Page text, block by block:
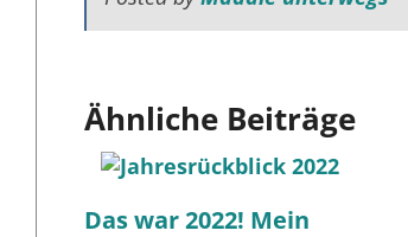
Ähnliche Beiträge
Das war 2022! Mein